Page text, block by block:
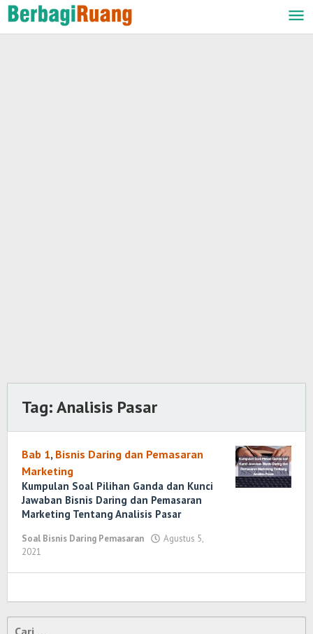
Lewati
ke
Tag:Analisis Pasar
Bab 1, Bisnis Daring dan Pemasaran
Marketing
Kumpulan Soal Pilihan Ganda dan Kunci
Jawaban Bisnis Daring dan Pemasaran
Marketing Tentang Analisis Pasar
Soal Bisnis Daring Pemasaran
Agustus 5,
2021
Cari